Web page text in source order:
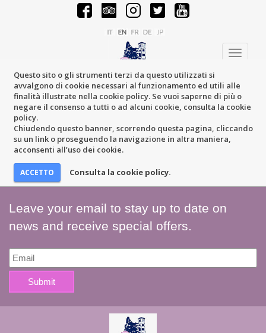
Questo sito o gli strumenti terzi da questo utilizzati si
avvalgono di cookie necessari al funzionamento ed utili alle
finalità illustrate nella cookie policy. Se vuoi saperne di più o
negare il consenso a tutti o ad alcuni cookie, consulta la cookie
policy.
Chiudendo questo banner, scorrendo questa pagina, cliccando
su un link o proseguendo la navigazione in altra maniera,
acconsenti all’uso dei cookie.
Consulta la cookie policy.
Toggle
Leave your email to stay up to date on
news and receive special offers.